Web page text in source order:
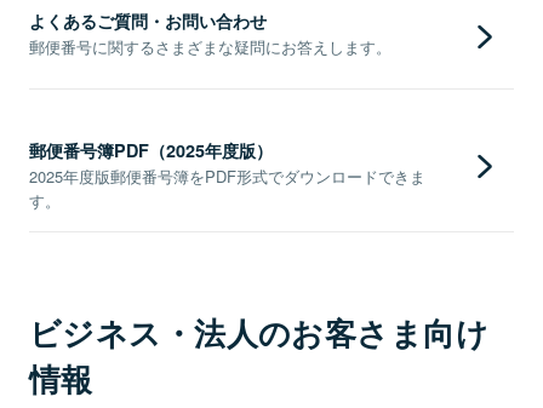
よくあるご質問・お問い合わせ
郵便番号に関するさまざまな疑問にお答えします。
郵便番号簿PDF（2025年度版）
2025年度版郵便番号簿をPDF形式でダウンロードできま
す。
ビジネス・法人のお客さま向け
情報